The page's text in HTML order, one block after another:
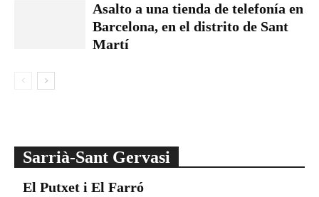
Asalto a una tienda de telefonía en
Barcelona, en el distrito de Sant
Martí
Sarrià-Sant Gervasi
El Putxet i El Farró